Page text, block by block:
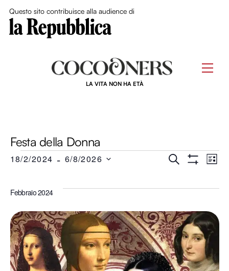
Questo sito contribuisce alla audience di
LA VITA NON HA ETÀ
Festa della Donna
Eventi
Eventi
Ricerca
viste
C
L
S
A
18/2/2024 - 6/8/2026
e
z
i
o
n
Febbraio 2024